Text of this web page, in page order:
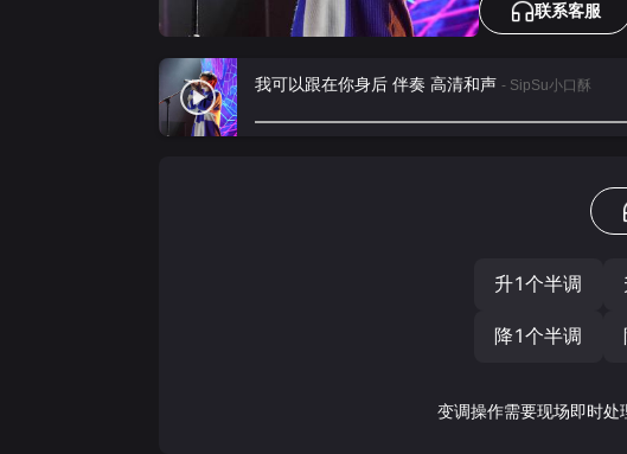
联系客服
我可以跟在你身后 伴奏 高清和声 - SipSu小口酥
升1个半调
降1个半调
变调操作需要现场即时